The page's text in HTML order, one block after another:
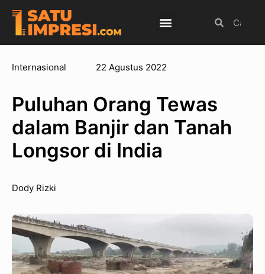
Internasional 22 Agustus 2022
Puluhan Orang Tewas
dalam Banjir dan Tanah
Longsor di India
Dody Rizki